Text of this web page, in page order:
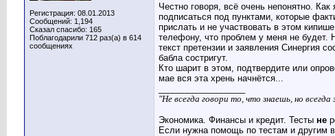
Регистрация: 08.01.2013
Сообщений: 1,194
Сказал спасибо: 165
Поблагодарили 712 раз(а) в 614
сообщениях
Честно говоря, всё очень непонятно.
подписаться под пунктами, которые
прислать и не участвовать в этом
телефону, что проблем у меня не будет.
текст претензии и заявления Синергия
бабла состригут.
Кто шарит в этом, подтвердите или
мае вся эта хрень начнётся...
"Не всегда говори то, что знаешь, но
Экономика. Финансы и кредит. Тесты не
Если нужна помощь по тестам и другим